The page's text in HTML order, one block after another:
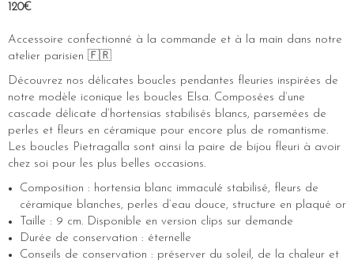
120€
Accessoire confectionné à la commande et à la main dans notre
atelier parisien 🇫🇷
Découvrez nos délicates boucles pendantes fleuries inspirées de
notre modèle iconique les boucles Elsa. Composées d’une
cascade délicate d’hortensias stabilisés blancs, parsemées de
perles et fleurs en céramique pour encore plus de romantisme.
Les boucles Pietragalla sont ainsi la paire de bijou fleuri à avoir
chez soi pour les plus belles occasions.
Composition : hortensia blanc immaculé stabilisé, fleurs de
céramique blanches, perles d’eau douce, structure en plaqué or
Taille : 9 cm. Disponible en version clips sur demande
Durée de conservation : éternelle
Conseils de conservation : préserver du soleil, de la chaleur et